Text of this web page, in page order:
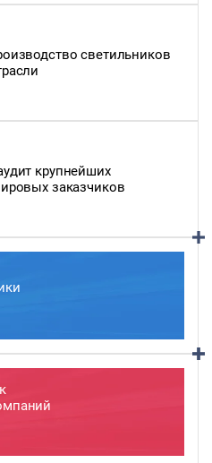
светильников
крупнейших
заказчиков